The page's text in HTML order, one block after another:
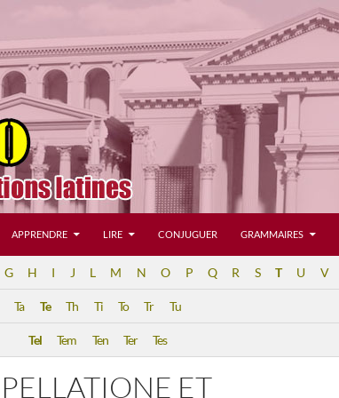
APPRENDRE LIRE CONJUGUER GRAMMAIRES
G H I J L M N O P Q R S T U V
Ta Te Th Ti To Tr Tu
Tel Tem Ten Ter Tes
ET